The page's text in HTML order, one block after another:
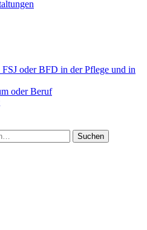
oder BFD in der Pflege und in
oder Beruf
Suchen